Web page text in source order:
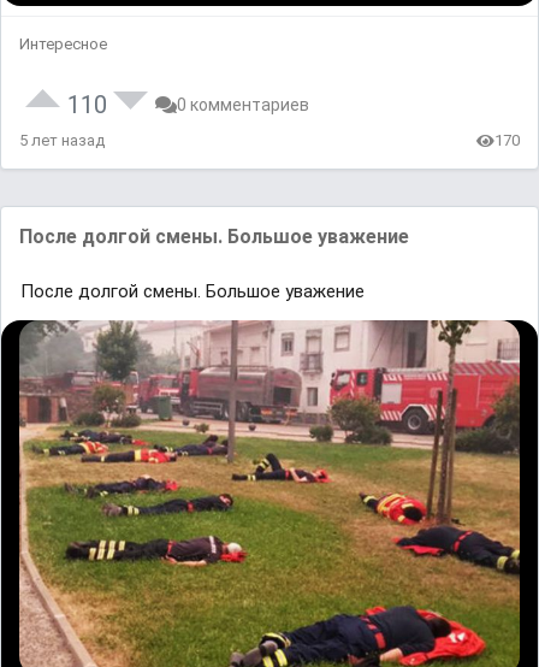
Интересное
110 0 комментариев
5 лет назад 170
После долгой смены. Большое уважение
После долгой смены. Большое уважение